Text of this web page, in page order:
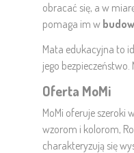
obracać się, a w
pomaga im w
Mata edukacyjna to
jego
Oferta MoMi
MoMi oferuje szeroki
wzorom i kolorom,
charakteryzują się